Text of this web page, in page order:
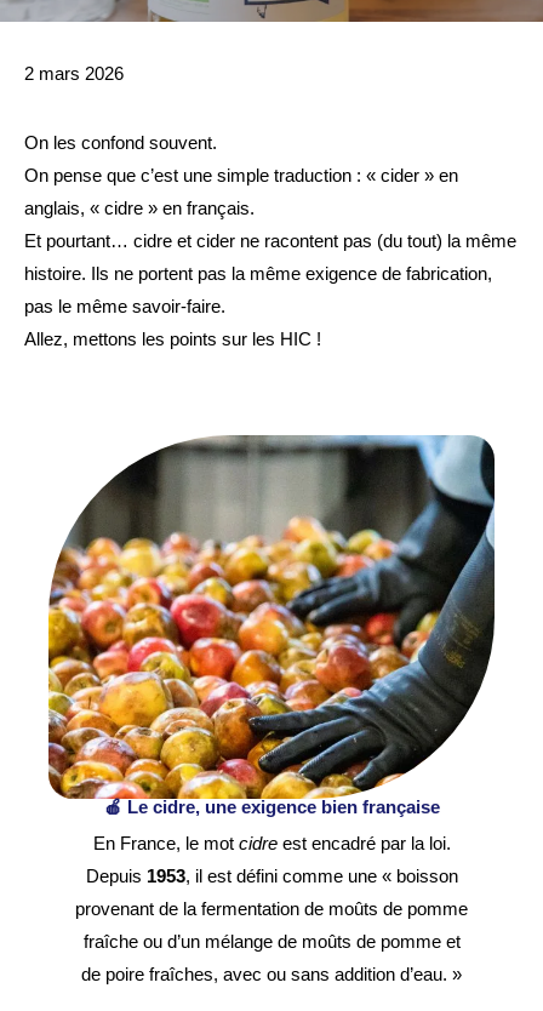
2 mars 2026
On les confond souvent.
On pense que c’est une simple traduction : « cider » en
anglais, « cidre » en français.
Et pourtant… cidre et cider ne racontent pas (du tout) la même
histoire. Ils ne portent pas la même exigence de fabrication,
pas le même savoir-faire.
Allez, mettons les points sur les HIC !
🍎 Le cidre, une exigence bien française
En France, le mot cidreest encadré par la loi.
Depuis 1953, il est défini comme une « boisson
provenant de la fermentation de moûts de pomme
fraîche ou d’un mélange de moûts de pomme et
de poire fraîches, avec ou sans addition d’eau. »